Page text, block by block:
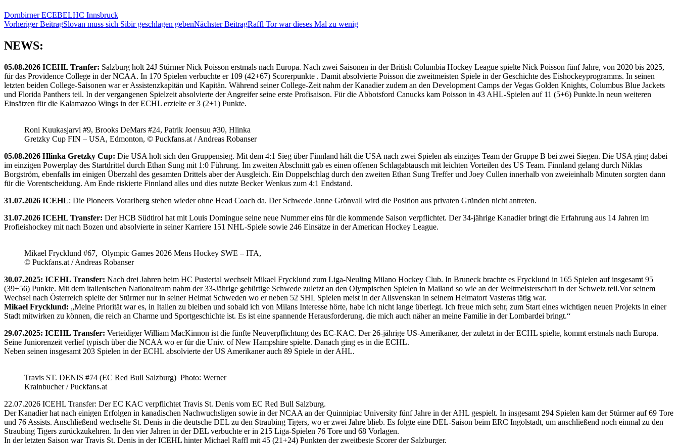
Dornbirner ECEBELHC Innsbruck
Beitragsnavigation
Vorheriger BeitragSlovan muss sich Sibir geschlagen gebenNächster BeitragRaffl Tor war dieses Mal zu wenig
NEWS:
05.08.2026 ICEHL Tranfer: Salzburg holt 24J Stürmer Nick Poisson erstmals nach Europa. Nach zwei Saisonen in der British Columbia Hockey League spielte Nick Poisson fünf Jahre, von 2020 bis 2025,
für das Providence College in der NCAA. In 170 Spielen verbuchte er 109 (42+67) Scorerpunkte . Damit absolvierte Poisson die zweitmeisten Spiele in der Geschichte des Eishockeyprogramms. In seinen
letzten beiden College-Saisonen war er Assistenzkapitän und Kapitän. Während seiner College-Zeit nahm der Kanadier zudem an den Development Camps der Vegas Golden Knights, Columbus Blue Jackets
und Florida Panthers teil. In der vergangenen Spielzeit absolvierte der Angreifer seine erste Profisaison. Für die Abbotsford Canucks kam Poisson in 43 AHL-Spielen auf 11 (5+6) Punkte.In neun weiteren
Einsätzen für die Kalamazoo Wings in der ECHL erzielte er 3 (2+1) Punkte.
Roni Kuukasjarvi #9, Brooks DeMars #24, Patrik Joensuu #30, Hlinka
Gretzky Cup FIN – USA, Edmonton, © Puckfans.at / Andreas Robanser
05.08.2026 Hlinka Gretzky Cup: Die USA holt sich den Gruppensieg. Mit dem 4:1 Sieg über Finnland hält die USA nach zwei Spielen als einziges Team der Gruppe B bei zwei Siegen. Die USA ging dabei
im einzigen Powerplay des Startdrittel durch Ethan Sung mit 1:0 Führung. Im zweiten Abschnitt gab es einen offenen Schlagabtausch mit leichten Vorteilen des US Team. Finnland gelang durch Niklas
Borgström, ebenfalls im einigen Überzahl des gesamten Drittels aber der Ausgleich. Ein Doppelschlag durch den zweiten Ethan Sung Treffer und Joey Cullen innerhalb von zweieinhalb Minuten sorgten dann
für die Vorentscheidung. Am Ende riskierte Finnland alles und dies nutzte Becker Wenkus zum 4:1 Endstand.
31.07.2026 ICEHL: Die Pioneers Vorarlberg stehen wieder ohne Head Coach da. Der Schwede Janne Grönvall wird die Position aus privaten Gründen nicht antreten.
31.07.2026 ICEHL Transfer: Der HCB Südtirol hat mit Louis Domingue seine neue Nummer eins für die kommende Saison verpflichtet. Der 34-jährige Kanadier bringt die Erfahrung aus 14 Jahren im
Profieishockey mit nach Bozen und absolvierte in seiner Karriere 151 NHL-Spiele sowie 246 Einsätze in der American Hockey League.
Mikael Frycklund #67, Olympic Games 2026 Mens Hockey SWE – ITA,
© Puckfans.at / Andreas Robanser
30.07.2025: ICEHL Transfer: Nach drei Jahren beim HC Pustertal wechselt Mikael Frycklund zum Liga-Neuling Milano Hockey Club. In Bruneck brachte es Frycklund in 165 Spielen auf insgesamt 95
(39+56) Punkte. Mit dem italienischen Nationalteam nahm der 33-Jährige gebürtige Schwede zuletzt an den Olympischen Spielen in Mailand so wie an der Weltmeisterschaft in der Schweiz teil.Vor seinem
Wechsel nach Österreich spielte der Stürmer nur in seiner Heimat Schweden wo er neben 52 SHL Spielen meist in der Allsvenskan in seinem Heimatort Vasteras tätig war.
Mikael Frycklund: „Meine Priorität war es, in Italien zu bleiben und sobald ich von Milans Interesse hörte, habe ich nicht lange überlegt. Ich freue mich sehr, zum Start eines wichtigen neuen Projekts in einer
Stadt mitwirken zu können, die reich an Charme und Sportgeschichte ist. Es ist eine spannende Herausforderung, die mich auch näher an meine Familie in der Lombardei bringt.“
29.07.2025: ICEHL Transfer: Verteidiger William MacKinnon ist die fünfte Neuverpflichtung des EC-KAC. Der 26-jährige US-Amerikaner, der zuletzt in der ECHL spielte, kommt erstmals nach Europa.
Seine Juniorenzeit verlief typisch über die NCAA wo er für die Univ. of New Hampshire spielte. Danach ging es in die ECHL.
Neben seinen insgesamt 203 Spielen in der ECHL absolvierte der US Amerikaner auch 89 Spiele in der AHL.
Travis ST. DENIS #74 (EC Red Bull Salzburg) Photo: Werner
Krainbucher / Puckfans.at
22.07.2026 ICEHL Transfer: Der EC KAC verpflichtet Travis St. Denis vom EC Red Bull Salzburg.
Der Kanadier hat nach einigen Erfolgen in kanadischen Nachwuchsligen sowie in der NCAA an der Quinnipiac University fünf Jahre in der AHL gespielt. In insgesamt 294 Spielen kam der Stürmer auf 69 Tore
und 76 Assists. Anschließend wechselte St. Denis in die deutsche DEL zu den Straubing Tigers, wo er zwei Jahre blieb. Es folgte eine DEL-Saison beim ERC Ingolstadt, um anschließend noch einmal zu den
Straubing Tigers zurückzukehren. In den vier Jahren in der DEL verbuchte er in 215 Liga-Spielen 76 Tore und 68 Vorlagen.
In der letzten Saison war Travis St. Denis in der ICEHL hinter Michael Raffl mit 45 (21+24) Punkten der zweitbeste Scorer der Salzburger.